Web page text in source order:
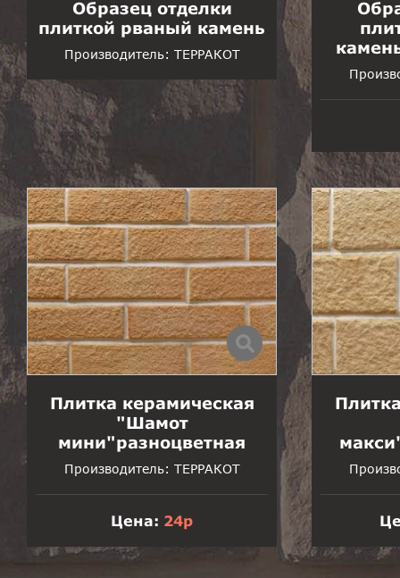
Образец отделки
плиткой рваный камень
Производитель: ТЕРРАКОТ
Плитка керамическая
"Шамот
мини"разноцветная
Производитель: ТЕРРАКОТ
Цена: 24р